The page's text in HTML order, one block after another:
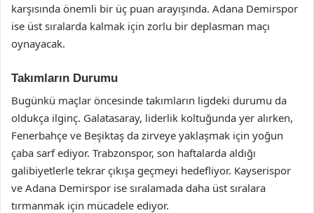
karşısında önemli bir üç puan arayışında. Adana Demirspor
ise üst sıralarda kalmak için zorlu bir deplasman maçı
oynayacak.
Takımların Durumu
Bugünkü maçlar öncesinde takımların ligdeki durumu da
oldukça ilginç. Galatasaray, liderlik koltuğunda yer alırken,
Fenerbahçe ve Beşiktaş da zirveye yaklaşmak için yoğun
çaba sarf ediyor. Trabzonspor, son haftalarda aldığı
galibiyetlerle tekrar çıkışa geçmeyi hedefliyor. Kayserispor
ve Adana Demirspor ise sıralamada daha üst sıralara
tırmanmak için mücadele ediyor.